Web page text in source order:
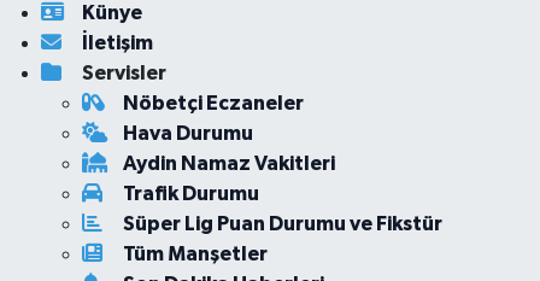
Künye
İletişim
Servisler
Nöbetçi Eczaneler
Hava Durumu
Aydin Namaz Vakitleri
Trafik Durumu
Süper Lig Puan Durumu ve Fikstür
Tüm Manşetler